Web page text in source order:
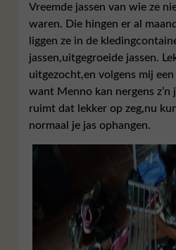
Vreemde jassen van wie ze
waren. Die hingen er al
liggen ze in de
jassen,uitgegroeide jassen.
uitgezocht,en volgens mij
want Menno kan nergens z’n
ruimt dat lekker op zeg,nu
normaal je jas ophangen.